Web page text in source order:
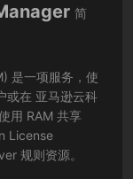
简
是一项服务，使
或在 亚马逊云科
用 RAM 共享
License
规则资源。